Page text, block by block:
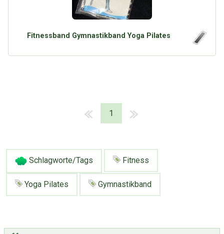
Fitnessband Gymnastikband Yoga Pilates
1
Schlagworte/Tags Fitness
Yoga Pilates Gymnastikband